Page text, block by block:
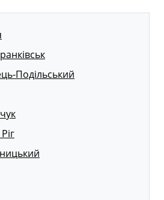
Подільський